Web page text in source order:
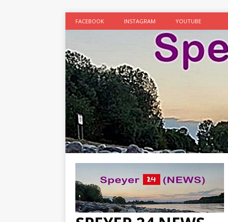
FACEBOOK INSTAGRAM YOUTUBE